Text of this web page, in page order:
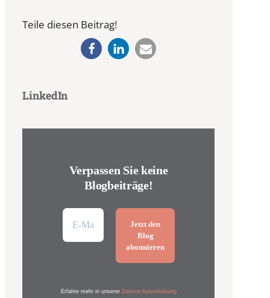
Teile diesen Beitrag!
LinkedIn
Verpassen Sie keine
Blogbeiträge!
Erfahre mehr in unserer Datenschutzerklärung